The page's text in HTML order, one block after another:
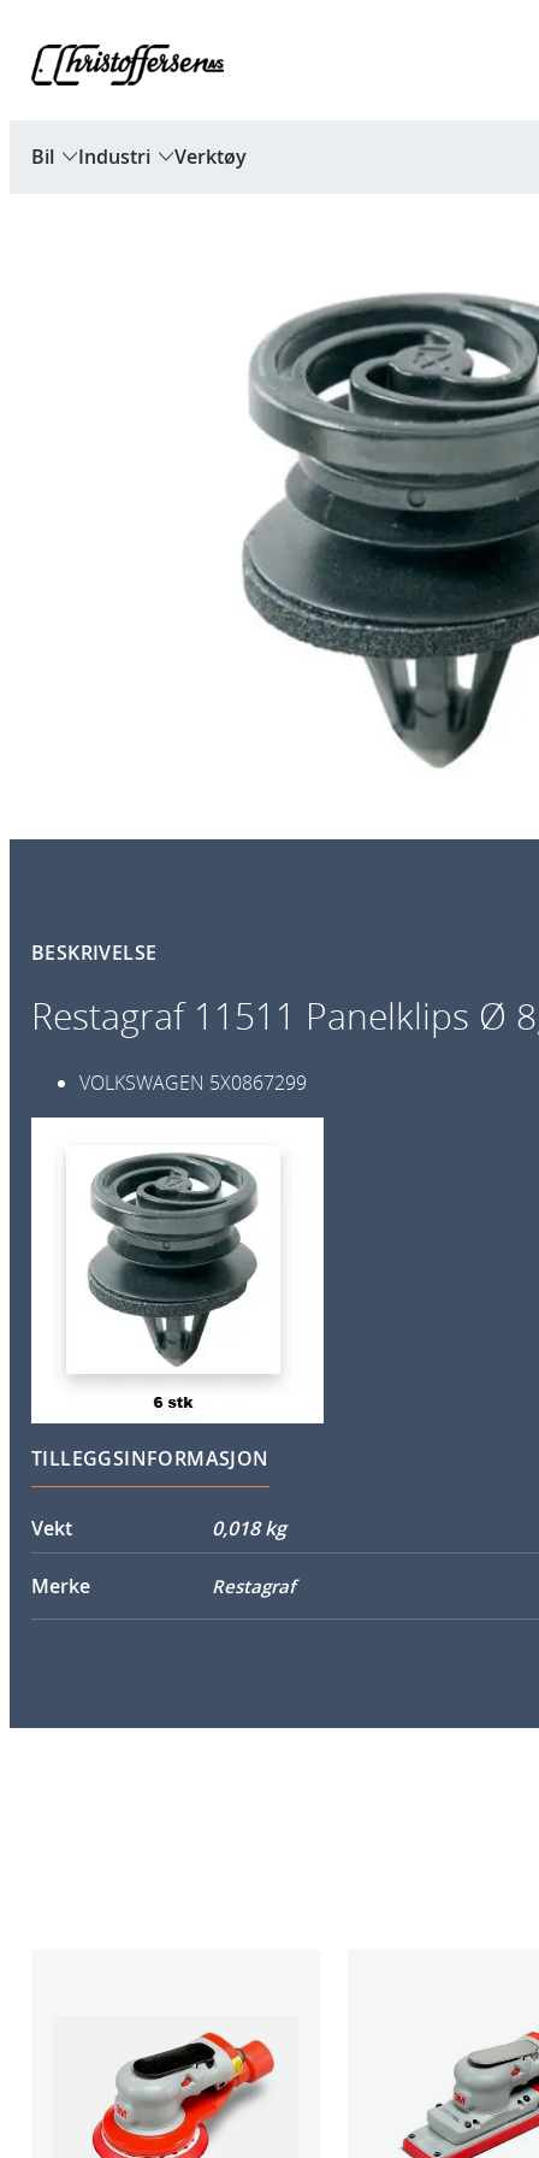
innhold
Bil Industri Verktøy
BESKRIVELSE
Restagraf 11511 Panelklips Ø
VOLKSWAGEN 5X0867299
TILLEGGSINFORMASJON
Vekt 0,018 kg
Merke Restagraf